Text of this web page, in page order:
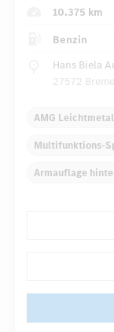
10.375 km
Benzin
Hans Biela
27572
AMG
Multifunktions-
Armauflage
Automatisch